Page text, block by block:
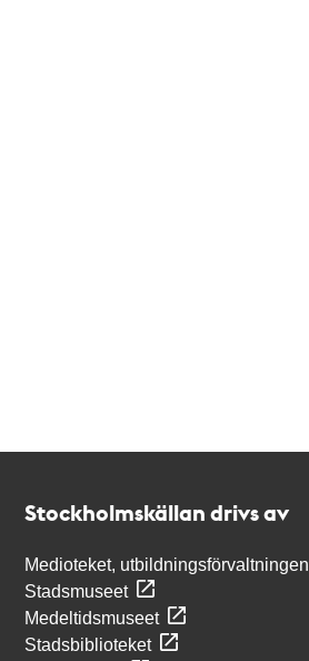
Stockholmskällan drivs av
Medioteket, utbildningsförvaltningen
Stadsmuseet
Medeltidsmuseet
Stadsbiblioteket